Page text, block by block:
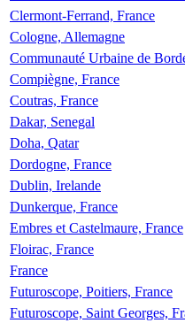
Clermont-Ferrand, France
Cologne, Allemagne
Communauté Urbaine de
Compiègne, France
Coutras, France
Dakar, Senegal
Doha, Qatar
Dordogne, France
Dublin, Irelande
Dunkerque, France
Embres et Castelmaure, France
Floirac, France
France
Futuroscope, Poitiers, France
Futuroscope, Saint Georges,